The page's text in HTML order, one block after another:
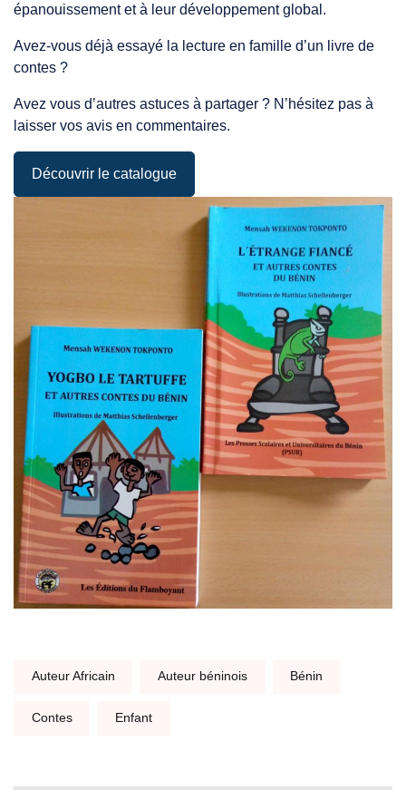
épanouissement et à leur développement global.
Avez-vous déjà essayé la lecture en famille d’un livre de
contes ?
Avez vous d’autres astuces à partager ? N’hésitez pas à
laisser vos avis en commentaires.
Découvrir le catalogue
Tags:Auteur Africain Auteur béninois Bénin
Contes Enfant